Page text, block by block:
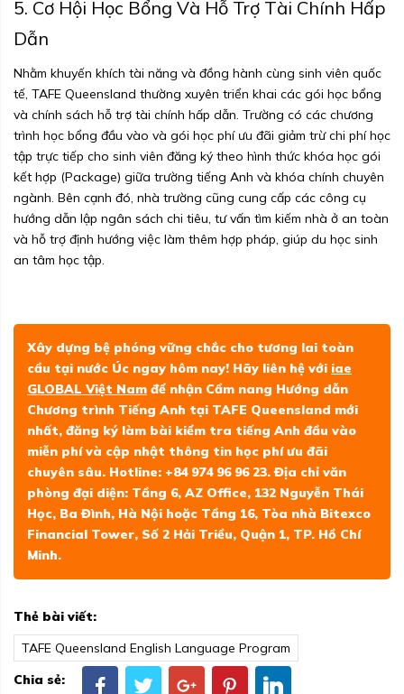
5. Cơ Hội Học Bổng Và Hỗ Trợ Tài Chính Hấp
Dẫn
Nhằm khuyến khích tài năng và đồng hành cùng sinh viên quốc
tế, TAFE Queensland thường xuyên triển khai các gói học bổng
và chính sách hỗ trợ tài chính hấp dẫn. Trường có các chương
trình học bổng đầu vào và gói học phí ưu đãi giảm trừ chi phí học
tập trực tiếp cho sinh viên đăng ký theo hình thức khóa học gói
kết hợp (Package) giữa trường tiếng Anh và khóa chính chuyên
ngành. Bên cạnh đó, nhà trường cũng cung cấp các công cụ
hướng dẫn lập ngân sách chi tiêu, tư vấn tìm kiếm nhà ở an toàn
và hỗ trợ định hướng việc làm thêm hợp pháp, giúp du học sinh
an tâm học tập.
Xây dựng bệ phóng vững chắc cho tương lai toàn
cầu tại nước Úc ngay hôm nay! Hãy liên hệ với iae
GLOBAL Việt Nam để nhận Cẩm nang Hướng dẫn
Chương trình Tiếng Anh tại TAFE Queensland mới
nhất, đăng ký làm bài kiểm tra tiếng Anh đầu vào
miễn phí và cập nhật thông tin học phí ưu đãi
chuyên sâu. Hotline: +84 974 96 96 23. Địa chỉ văn
phòng đại diện: Tầng 6, AZ Office, 132 Nguyễn Thái
Học, Ba Đình, Hà Nội hoặc Tầng 16, Tòa nhà Bitexco
Financial Tower, Số 2 Hải Triều, Quận 1, TP. Hồ Chí
Minh.
Thẻ bài viết:
TAFE Queensland English Language Program
Chia sẻ: